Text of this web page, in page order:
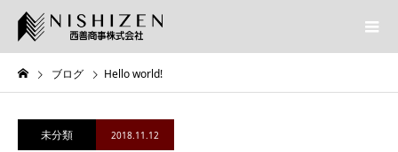
ブログ Hello world!
未分類 2018.11.12